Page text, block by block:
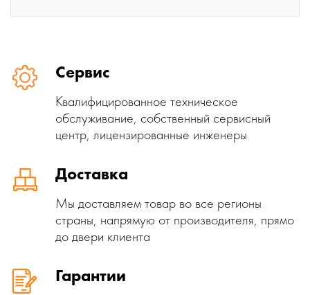
Сервис
Квалифицированное техническое
обслуживание, собственный сервисный
центр, лицензированные инженеры
Доставка
Мы доставляем товар во все регионы
страны, напрямую от производителя, прямо
до двери клиента
Гарантии